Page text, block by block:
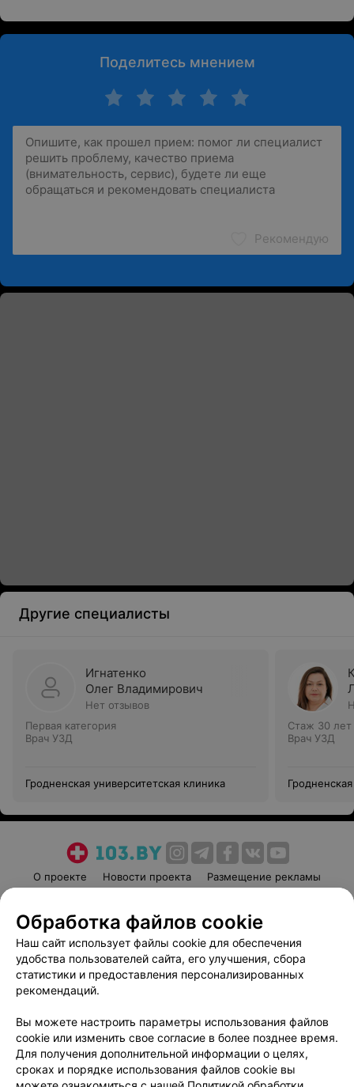
Поделитесь мнением
Рекомендую
Другие специалисты
Игнатенко
Олег Владимирович
Нет отзывов
Первая категория
Врач УЗД
Гродненская университетская клиника
Стаж 30 лет
Врач УЗД
О проекте Новости проекта
Размещение рекламы
Пользовательское соглашение
Способы оплаты
Вакансии
Партнеры
Написать руководителю 103.by
Обработка персональных данных
Обработка файлов cookie
Наш сайт использует файлы cookie для обеспечения
удобства пользователей сайта, его улучшения, сбора
статистики и предоставления персонализированных
рекомендаций.
Вы можете настроить параметры использования файлов
cookie или изменить свое согласие в более позднее время.
Для получения дополнительной информации о целях,
сроках и порядке использования файлов cookie вы